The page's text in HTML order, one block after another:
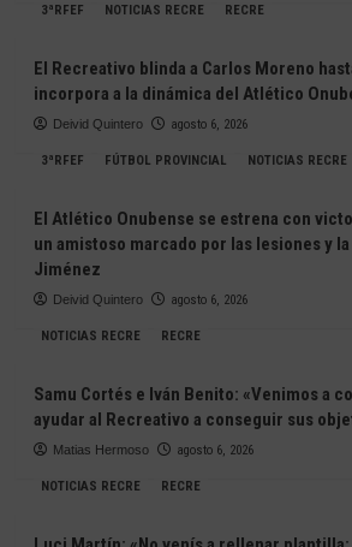
3ªRFEF NOTICIAS RECRE RECRE
El Recreativo blinda a Carlos Moreno
incorpora a la dinámica del Atlético
Deivid Quintero agosto 6, 2026
3ªRFEF FÚTBOL PROVINCIAL NOTICIAS RECRE
El Atlético Onubense se estrena con
un amistoso marcado por las lesiones y
Jiménez
Deivid Quintero agosto 6, 2026
NOTICIAS RECRE RECRE
Samu Cortés e Iván Benito: «Venimos a
ayudar al Recreativo a conseguir sus
Matias Hermoso agosto 6, 2026
NOTICIAS RECRE RECRE